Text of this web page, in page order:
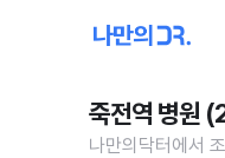
죽전역 병원
나만의닥터에서